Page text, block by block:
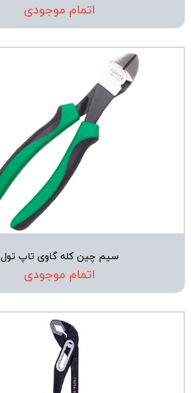
اتمام موجودی
سیم چین کله گاوی تاپ تول
اتمام موجودی